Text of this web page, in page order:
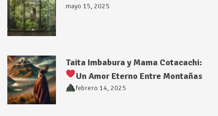
mayo 15, 2025
Taita Imbabura y Mama Cotacachi:
Un Amor Eterno Entre Montañas
febrero 14, 2025